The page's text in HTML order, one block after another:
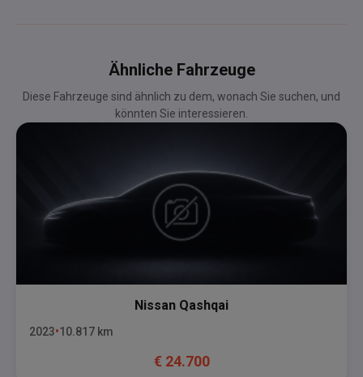
Ähnliche Fahrzeuge
Diese Fahrzeuge sind ähnlich zu dem, wonach Sie suchen, und
könnten Sie interessieren.
Nissan Qashqai
2023 10.817 km
€ 24.700